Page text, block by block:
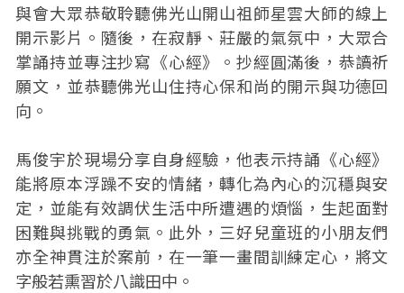
與會大眾恭敬聆聽佛光山開山祖師星雲大師的線上
開示影片。隨後，在寂靜、莊嚴的氣氛中，大眾合
掌誦持並專注抄寫《心經》。抄經圓滿後，恭讀祈
願文，並恭聽佛光山住持心保和尚的開示與功德回
向。
馬俊宇於現場分享自身經驗，他表示持誦《心經》
能將原本浮躁不安的情緒，轉化為內心的沉穩與安
定，並能有效調伏生活中所遭遇的煩惱，生起面對
困難與挑戰的勇氣。此外，三好兒童班的小朋友們
亦全神貫注於案前，在一筆一畫間訓練定心，將文
字般若熏習於八識田中。